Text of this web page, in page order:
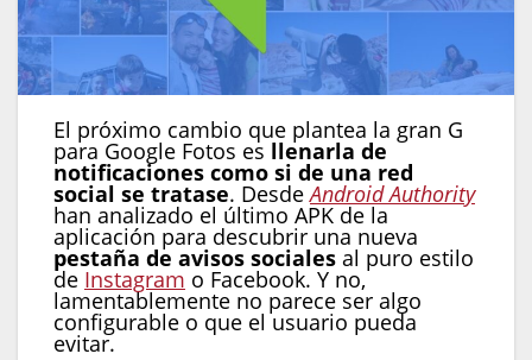
El próximo cambio que plantea la gran G
para Google Fotos es llenarla de
notificaciones como si de una red
social se tratase. DesdeAndroid Authority
han analizado el último APK de la
aplicación para descubrir una nueva
pestaña de avisos sociales al puro estilo
de Instagram o Facebook. Y no,
lamentablemente no parece ser algo
configurable o que el usuario pueda
evitar.